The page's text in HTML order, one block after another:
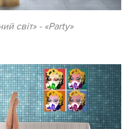
світ» - «Party»